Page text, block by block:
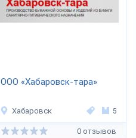
ООО «Хабаровск-тара»
Хабаровск 5
0 отзывов